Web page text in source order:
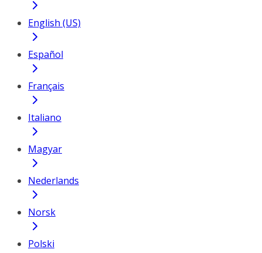
English (US)
Español
Français
Italiano
Magyar
Nederlands
Norsk
Polski